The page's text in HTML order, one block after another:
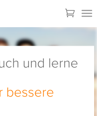
und lerne
bessere